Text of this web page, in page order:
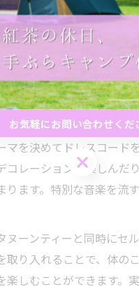
ーンティーを演出するこ
ることができます。
のアフタヌーンティー
ティーの心地よさを倍増
夫加えることが効果的で
マを決めてドレスコード
コレーションを楽しんだ
ります。特別な音楽を流
ヌーンティーと同時にセ
取り入れることで、体の
楽しむことができます。
お気軽にお問い合わせくだ
お気軽にお問い合わせくだ